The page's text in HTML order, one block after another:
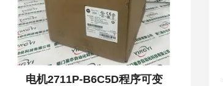
电机2711P-B6C5D程序可变